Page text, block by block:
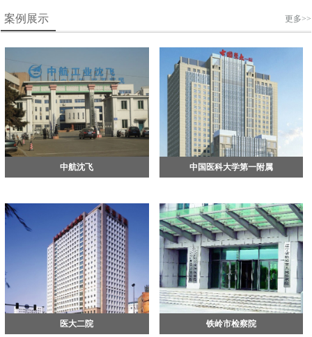
案例展示 更多>>
中航沈飞 中国医科大学第一附属
医大二院 铁岭市检察院